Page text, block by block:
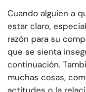
Cuando alguien a
estar claro,
razón para su
que se sienta
continuación.
muchas cosas,